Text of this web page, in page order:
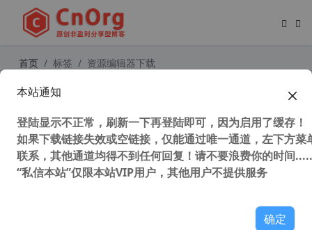
首页 标签 资源编辑器下载
Resource Tuner v2.22.0.442 汉化中
本站通知
登陆显示不正常，刷新一下再登陆即可，因为启用了缓存！
如果下载链接失效或空链接，仅能通过唯一通道，左下方菜
联系，其他通道均得不到任何回复！请不要浪费你的时间
“私信本站”仅限本站VIP用户，其他用户不提供服务
确定